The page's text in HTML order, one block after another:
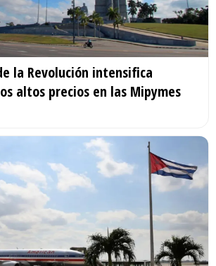
la Revolución intensifica
altos precios en las Mipymes